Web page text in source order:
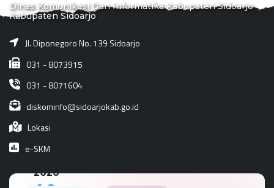
Dinas Komunikasi Dan Informatika Kabupaten Sidoarjo
Kabupaten Sidoarjo
Jl. Diponegoro No. 139 Sidoarjo
031 - 8073915
031 - 8071604
diskominfo@sidoarjokab.go.id
Lokasi
e-SKM